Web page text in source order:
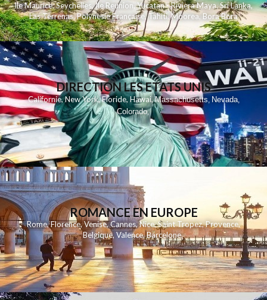
Ile Maurice,Seychelles,Ile Reunion,Yucatan - Riviera Maya,Sri Lanka,
Las Terrenas,Polynesie Française,Tahiti,Moorea, Bora Bora
DIRECTION LES ETATS UNIS
Californie,New York,Floride,Hawai,Massachusetts, Nevada,
Colorado,
ROMANCE EN EUROPE
Rome,Florence,Venise,Cannes,Nice,Saint Tropez,Provence,
Belgique,Valence,Barcelone,